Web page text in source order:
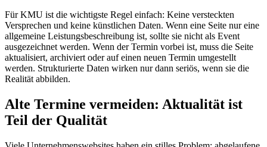
Für KMU ist die wichtigste Regel einfach: Keine versteckten
Versprechen und keine künstlichen Daten. Wenn eine Seite nur eine
allgemeine Leistungsbeschreibung ist, sollte sie nicht als Event
ausgezeichnet werden. Wenn der Termin vorbei ist, muss die Seite
aktualisiert, archiviert oder auf einen neuen Termin umgestellt
werden. Strukturierte Daten wirken nur dann seriös, wenn sie die
Realität abbilden.
Alte Termine vermeiden: Aktualität ist
Teil der Qualität